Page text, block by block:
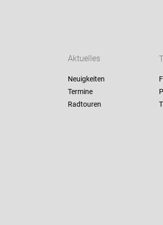
Aktuelles
Neuigkeiten
Termine
Radtouren